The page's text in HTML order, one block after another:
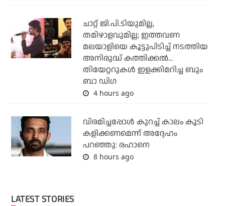
ചാറ്റ് ജി.പി.ടിയുമില്ല,
തമിഴാളവുമില്ല; ഇത്തവണ
മലയാളിയെ കൂട്ടുപിടിച്ച് നടത്തിയ
അനിരുദ്ധ് കത്തിക്കല്‍...
തിയേറ്ററുകള്‍ ഇളക്കിമറിച്ച ബും
ബാ ഡിഗ
4 hours ago
വിരമിച്ചപ്പോള്‍ കുറച്ച് കാലം കൂടി
കളിക്കണമെന്ന് അദ്ദേഹം
പറഞ്ഞു: രഹാനെ
8 hours ago
LATEST STORIES